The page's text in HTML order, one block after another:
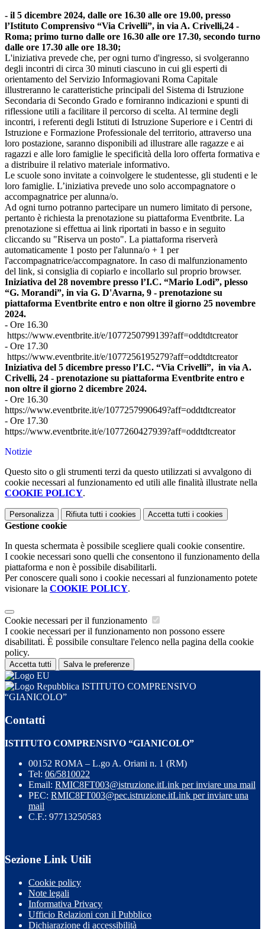
- il 5 dicembre 2024, dalle ore 16.30 alle ore 19.00, presso
l’Istituto Comprensivo “Via Crivelli”, in via A. Crivelli,24 -
Roma; primo turno dalle ore 16.30 alle ore 17.30, secondo turno
dalle ore 17.30 alle ore 18.30;
L'iniziativa prevede che, per ogni turno d'ingresso, si svolgeranno
degli incontri di circa 30 minuti ciascuno in cui gli esperti di
orientamento del Servizio Informagiovani Roma Capitale
illustreranno le caratteristiche principali del Sistema di Istruzione
Secondaria di Secondo Grado e forniranno indicazioni e spunti di
riflessione utili a facilitare il percorso di scelta. Al termine degli
incontri, i referenti degli Istituti di Istruzione Superiore e i Centri di
Istruzione e Formazione Professionale del territorio, attraverso una
loro postazione, saranno disponibili ad illustrare alle ragazze e ai
ragazzi e alle loro famiglie le specificità della loro offerta formativa e
a distribuire il relativo materiale informativo.
Le scuole sono invitate a coinvolgere le studentesse, gli studenti e le
loro famiglie. L’iniziativa prevede uno solo accompagnatore o
accompagnatrice per alunna/o.
Ad ogni turno potranno partecipare un numero limitato di persone,
pertanto è richiesta la prenotazione su piattaforma Eventbrite. La
prenotazione si effettua ai link riportati in basso e in seguito
cliccando su "Riserva un posto". La piattaforma riserverà
automaticamente 1 posto per l'alunna/o + 1 per
l'accompagnatrice/accompagnatore. In caso di malfunzionamento
del link, si consiglia di copiarlo e incollarlo sul proprio browser.
Iniziativa del 28 novembre presso l’I.C. “Mario Lodi”, plesso
“G. Morandi”, in via G. D'Avarna, 9 - prenotazione su
piattaforma Eventbrite entro e non oltre il giorno 25 novembre
2024.
- Ore 16.30
https://www.eventbrite.it/e/1077250799139?aff=oddtdtcreator
- Ore 17.30
https://www.eventbrite.it/e/1077256195279?aff=oddtdtcreator
Iniziativa del 5 dicembre presso l’I.C. “Via Crivelli”, in via A.
Crivelli, 24 - prenotazione su piattaforma Eventbrite entro e
non oltre il giorno 2 dicembre 2024.
- Ore 16.30
https://www.eventbrite.it/e/1077257990649?aff=oddtdtcreator
- Ore 17.30
https://www.eventbrite.it/e/1077260427939?aff=oddtdtcreator
Notizie
Questo sito o gli strumenti terzi da questo utilizzati si avvalgono di
cookie necessari al funzionamento ed utili alle finalità illustrate nella
COOKIE POLICY.
Personalizza Rifiuta tutti i cookies Accetta tutti i cookies
Gestione cookie
In questa schermata è possibile scegliere quali cookie consentire.
I cookie necessari sono quelli che consentono il funzionamento della
piattaforma e non è possibile disabilitarli.
Per conoscere quali sono i cookie necessari al funzionamento potete
visionare la COOKIE POLICY.
Cookie necessari per il funzionamento
I cookie necessari per il funzionamento non possono essere
disabilitati. È possibile consultare l'elenco nella pagina della cookie
policy.
Accetta tutti Salva le preferenze
ISTITUTO COMPRENSIVO
“GIANICOLO”
Contatti
ISTITUTO COMPRENSIVO “GIANICOLO”
00152 ROMA – L.go A. Oriani n. 1 (RM)
Tel: 06/5810022
Email: RMIC8FT003@istruzione.itLink per inviare una mail
PEC: RMIC8FT003@pec.istruzione.itLink per inviare una
mail
C.F.: 97713250583
Sezione Link Utili
Cookie policy
Note legali
Informativa Privacy
Ufficio Relazioni con il Pubblico
Dichiarazione di accessibilità